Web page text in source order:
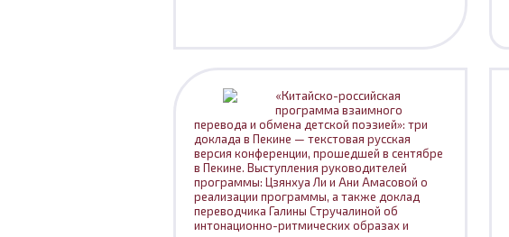
«Китайско-российская
программа взаимного
перевода и обмена детской поэзией»: три
доклада в Пекине — текстовая русская
версия конференции, прошедшей в сентябре
в Пекине. Выступления руководителей
программы: Цзянхуа Ли и Ани Амасовой о
реализации программы, а также доклад
переводчика Галины Стручалиной об
интонационно-ритмических образах и